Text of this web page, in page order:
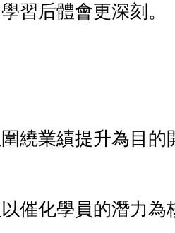
習后體會更深刻。
繞業績提升為目的
催化學員的潛力為